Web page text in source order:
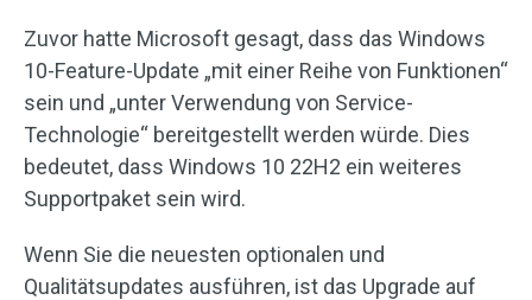
Zuvor hatte Microsoft gesagt, dass das Windows
10-Feature-Update „mit einer Reihe von Funktionen“
sein und „unter Verwendung von Service-
Technologie“ bereitgestellt werden würde. Dies
bedeutet, dass Windows 10 22H2 ein weiteres
Supportpaket sein wird.
Wenn Sie die neuesten optionalen und
Qualitätsupdates ausführen, ist das Upgrade auf